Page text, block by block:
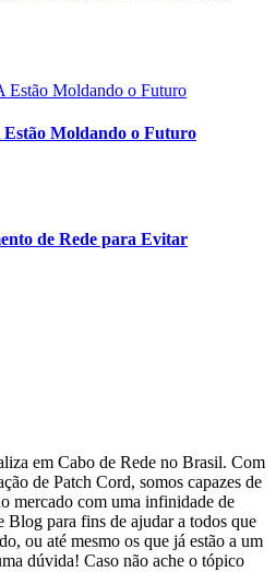
Estão Moldando o Futuro
de Rede para Evitar
em Cabo de Rede no Brasil. Com
de Patch Cord, somos capazes de
mercado com uma infinidade de
Blog para fins de ajudar a todos que
ou até mesmo os que já estão a um
dúvida! Caso não ache o tópico